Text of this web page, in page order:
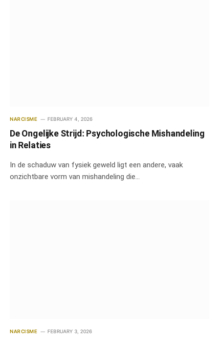
NARCISME FEBRUARY 4, 2026
De Ongelijke Strijd: Psychologische Mishandeling
in Relaties
In de schaduw van fysiek geweld ligt een andere, vaak
onzichtbare vorm van mishandeling die…
NARCISME FEBRUARY 3, 2026